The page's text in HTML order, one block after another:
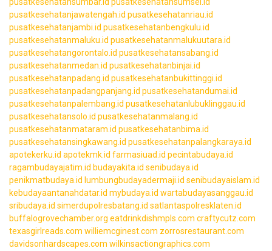
pusatkesehatanjawatengah.id pusatkesehatanriau.id
pusatkesehatanjambi.id pusatkesehatanbengkulu.id
pusatkesehatanmaluku.id pusatkesehatanmalukuutara.id
pusatkesehatangorontalo.id pusatkesehatansabang.id
pusatkesehatanmedan.id pusatkesehatanbinjai.id
pusatkesehatanpadang.id pusatkesehatanbukittinggi.id
pusatkesehatanpadangpanjang.id pusatkesehatandumai.id
pusatkesehatanpalembang.id pusatkesehatanlubuklinggau.id
pusatkesehatansolo.id pusatkesehatanmalang.id
pusatkesehatanmataram.id pusatkesehatanbima.id
pusatkesehatansingkawang.id pusatkesehatanpalangkaraya.id
apotekerku.id apotekmk.id farmasiuad.id pecintabudaya.id
ragambudayajatim.id budayakita.id senibudaya.id
penikmatbudaya.id lumbungbudayadermaji.id senibudayaislam.id
kebudayaantanahdatar.id mybudaya.id wartabudayasanggau.id
sribudaya.id simerdupolresbatang.id satlantaspolresklaten.id
buffalogrovechamber.org eatdrinkdishmpls.com craftycutz.com
texasgirlreads.com williemcginest.com zorrosrestaurant.com
davidsonhardscapes.com wilkinsactiongraphics.com